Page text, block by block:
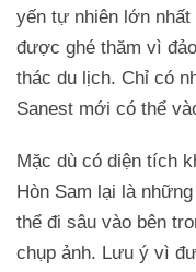
yến tự nhiên lớn
được ghé thăm vì
thác du lịch. Chỉ có
Sanest mới có thể
Mặc dù có diện tích
Hòn Sam lại là
thể đi sâu vào bên
chụp ảnh. Lưu ý vì